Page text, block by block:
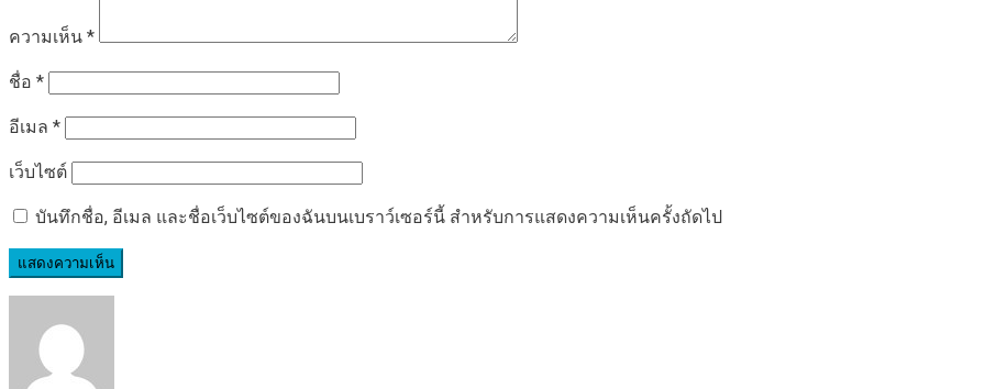
ความเห็น *
ชื่อ *
อีเมล *
เว็บไซต์
บันทึกชื่อ, อีเมล และชื่อเว็บไซต์ของฉันบนเบราว์เซอร์นี้ สำหรับการแสดงความเห็นครั้งถัดไป